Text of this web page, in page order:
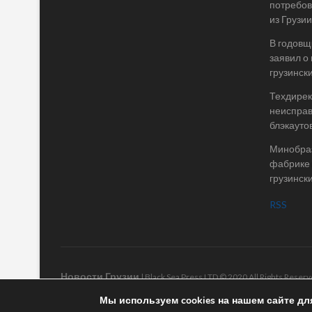
из Грузии
В
заявил
фабрике
RSS
Новости Грузии| Black Sea Press LTD © 2020 All Rights
Мы используем cookies на нашем сайте